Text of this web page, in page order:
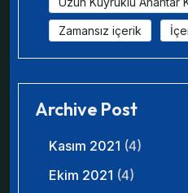
Zamansız içerik
Archive Post
Kasım 2021 (4)
Ekim 2021 (4)